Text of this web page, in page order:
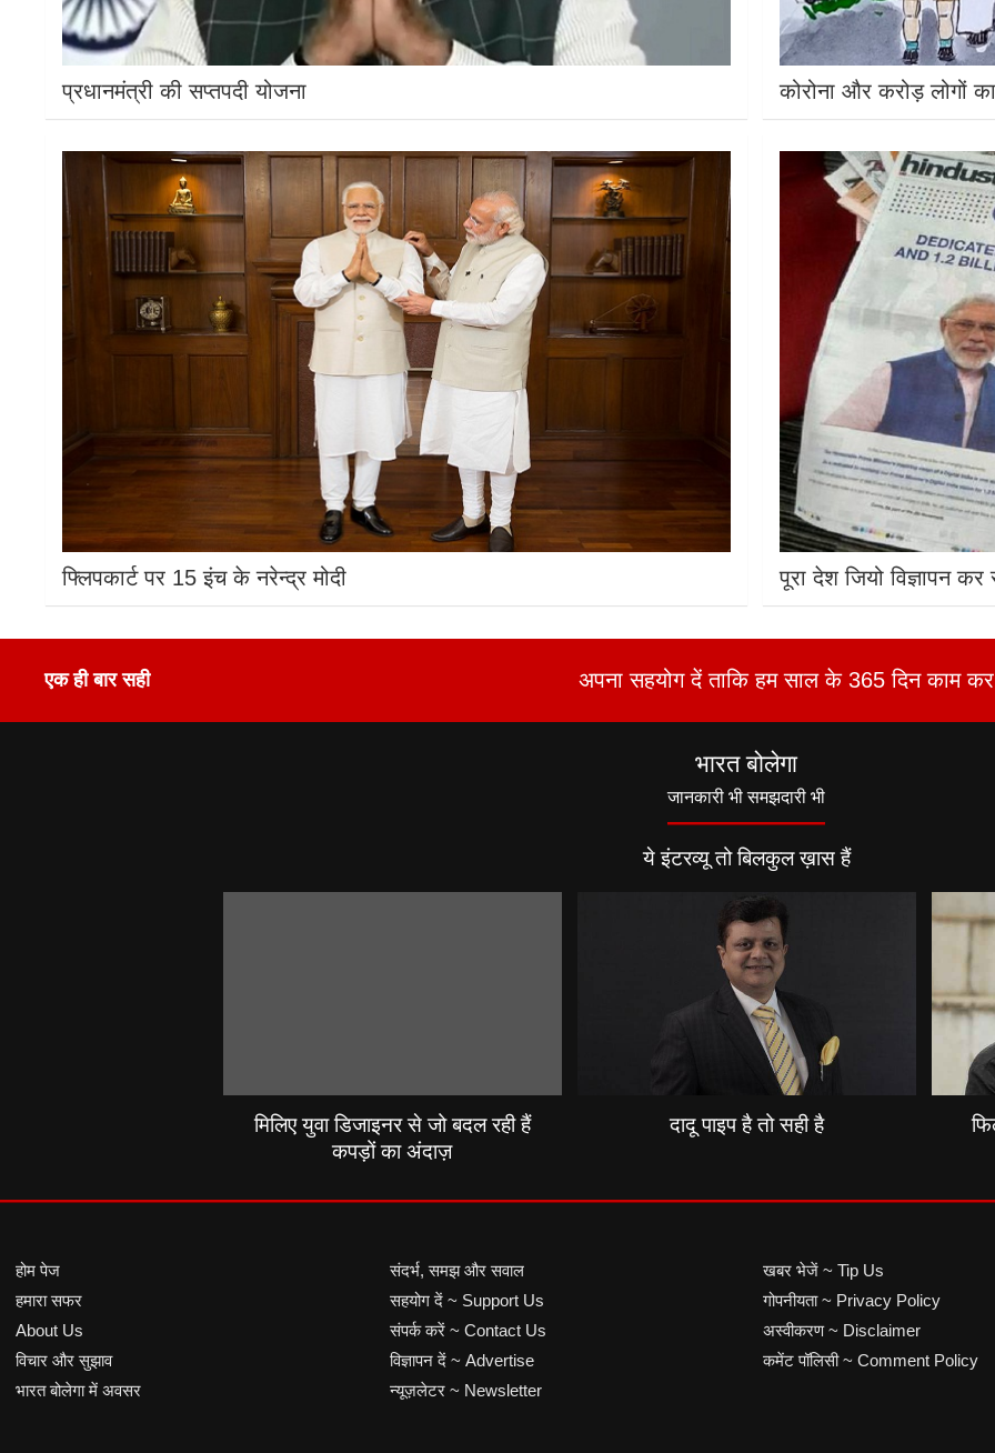
प्रधानमंत्री की सप्तपदी योजना कोरोना और करोड़ लोगों
फ्लिपकार्ट पर 15 इंच के नरेन्द्र मोदी पूरा देश जियो विज्ञापन कर
एक ही बार सही अपना सहयोग दें ताकि हम साल के 365 दिन काम
भारत बोलेगा
जानकारी भी समझदारी भी
ये इंटरव्यू तो बिलकुल ख़ास हैं
मिलिए युवा डिजाइनर से जो बदल रही हैं
कपड़ों का अंदाज़
दादू पाइप है तो सही है
होम पेज
हमारा सफर
About Us
विचार और सुझाव
भारत बोलेगा में अवसर
संदर्भ, समझ और सवाल
सहयोग दें ~ Support Us
संपर्क करें ~ Contact Us
विज्ञापन दें ~ Advertise
न्यूज़लेटर ~ Newsletter
खबर भेजें ~ Tip Us
गोपनीयता ~ Privacy Policy
अस्वीकरण ~ Disclaimer
कमेंट पॉलिसी ~ Comment Policy